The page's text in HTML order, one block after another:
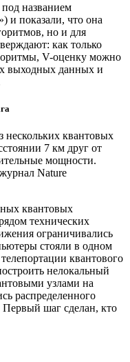
названием
и показали, что она
но и для
как только
V-оценку можно
выходных данных и
нескольких квантовых
7 км друг от
мощности.
Nature
квантовых
технических
ограничивались
стояли в одном
квантового
нелокальный
узлами на
распределенного
шаг сделан, кто